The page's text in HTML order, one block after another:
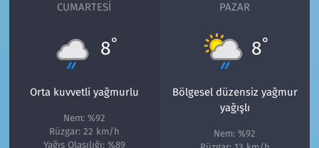
CUMARTESI
8°
Orta kuvvetli yağmurlu
Nem: %92
Rüzgar: 22 km/h
Yağış Olasılığı: %89
PAZAR
8°
Bölgesel düzensiz yağmur
yağışlı
Nem: %92